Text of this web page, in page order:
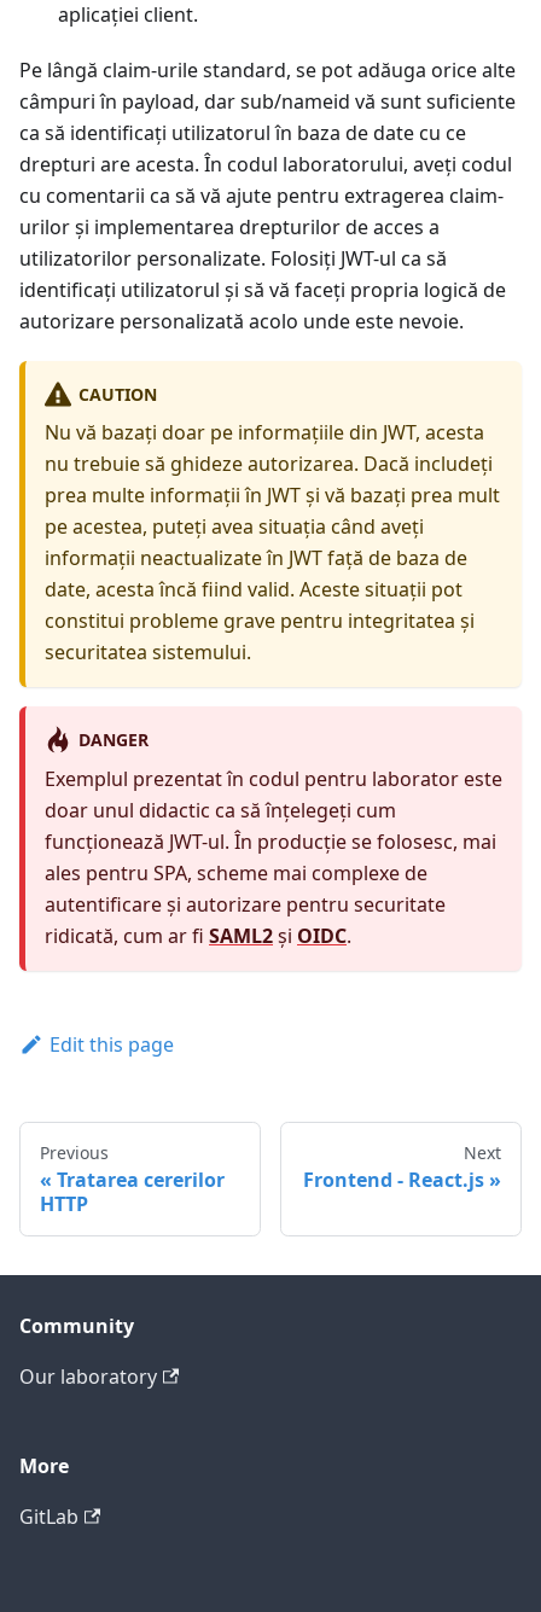
aplicației client.
Pe lângă claim-urile standard, se pot adăuga orice alte
câmpuri în payload, dar sub/nameid vă sunt suficiente
ca să identificați utilizatorul în baza de date cu ce
drepturi are acesta. În codul laboratorului, aveți codul
cu comentarii ca să vă ajute pentru extragerea claim-
urilor și implementarea drepturilor de acces a
utilizatorilor personalizate. Folosiți JWT-ul ca să
identificați utilizatorul și să vă faceți propria logică de
autorizare personalizată acolo unde este nevoie.
CAUTION
Nu vă bazați doar pe informațiile din JWT, acesta
nu trebuie să ghideze autorizarea. Dacă includeți
prea multe informații în JWT și vă bazați prea mult
pe acestea, puteți avea situația când aveți
informații neactualizate în JWT față de baza de
date, acesta încă fiind valid. Aceste situații pot
constitui probleme grave pentru integritatea și
securitatea sistemului.
DANGER
Exemplul prezentat în codul pentru laborator este
doar unul didactic ca să înțelegeți cum
funcționează JWT-ul. În producție se folosesc, mai
ales pentru SPA, scheme mai complexe de
autentificare și autorizare pentru securitate
ridicată, cum ar fi SAML2și OIDC.
Edit this page
Previous
Tratarea cererilor
HTTP
Next
Frontend - React.js
Community
Our laboratory
More
GitLab